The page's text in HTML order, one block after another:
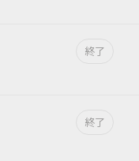
終了
終了